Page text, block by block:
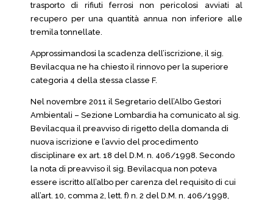
trasporto di rifiuti ferrosi non pericolosi avviati al
recupero per una quantità annua non inferiore alle
tremila tonnellate.
Approssimandosi la scadenza dell’iscrizione, il sig.
Bevilacqua ne ha chiesto il rinnovo per la superiore
categoria 4 della stessa classe F.
Nel novembre 2011 il Segretario dell’Albo Gestori
Ambientali – Sezione Lombardia ha comunicato al sig.
Bevilacqua il preavviso di rigetto della domanda di
nuova iscrizione e l’avvio del procedimento
disciplinare ex art. 18 del D.M. n. 406/1998. Secondo
la nota di preavviso il sig. Bevilacqua non poteva
essere iscritto all’albo per carenza del requisito di cui
all’art. 10, comma 2, lett. f) n. 2 del D.M. n. 406/1998,